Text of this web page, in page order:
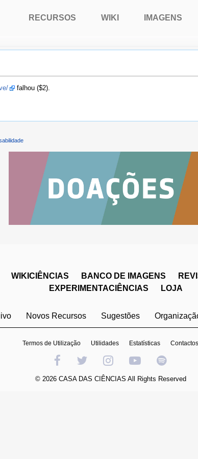
falhou ($2).
RECURSOS WIKI IMAGENS
WIKICIÊNCIAS BANCO DE IMAGENS
EXPERIMENTACIÊNCIAS
LOJA
Novos Recursos Sugestões
Termos de Utilização Utilidades Estatísticas Contactos
© 2026 CASA DAS CIÊNCIAS All Rights Reserved